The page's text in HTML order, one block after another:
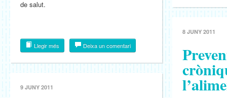
de salut.
Llegir més Deixa un comentari
9 JUNY 2011
8 JUNY 2011